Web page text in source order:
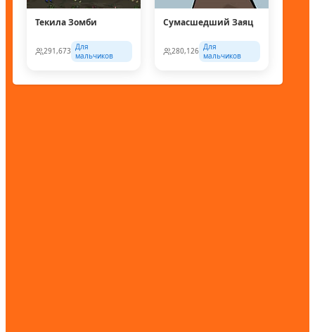
Текила Зомби
291,673 Для
мальчиков
Сумасшедший Заяц
280,126 Для
мальчиков